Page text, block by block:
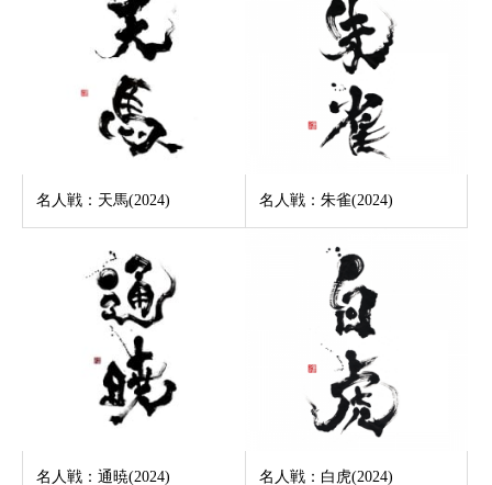
名人戦：天馬(2024) 名人戦：朱雀(2024)
名人戦：通暁(2024) 名人戦：白虎(2024)